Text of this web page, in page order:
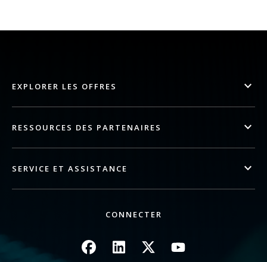
EXPLORER LES OFFRES
RESSOURCES DES PARTENAIRES
SERVICE ET ASSISTANCE
CONNECTER
Image Image Image Image